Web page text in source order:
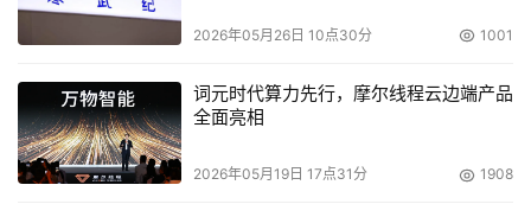
行体验。双方的合作成果有力支撑了深圳燃气疫情防控及复
工复产，积极带动了深圳燃气智慧服务升级。
在腾讯云副总裁张浩看来，新冠疫情在对经济增长和社会治
理造成破坏影响的同时，也为社会和各产业加速智慧化转型
制造了特殊契机。腾讯云愿意结合智慧能源团队实现的综合
2026年05月26日 10点30分 1001
词元时代算力先行，摩尔线程云边端产品
全面亮相
2026年05月19日 17点31分 1908